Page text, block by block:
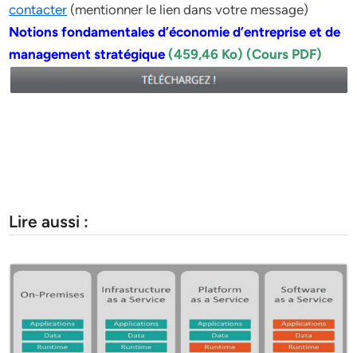
contacter (mentionner le lien dans votre message)
Notions fondamentales d’économie d’entreprise et de
management stratégique(459,46 Ko) (Cours PDF)
Lire aussi :